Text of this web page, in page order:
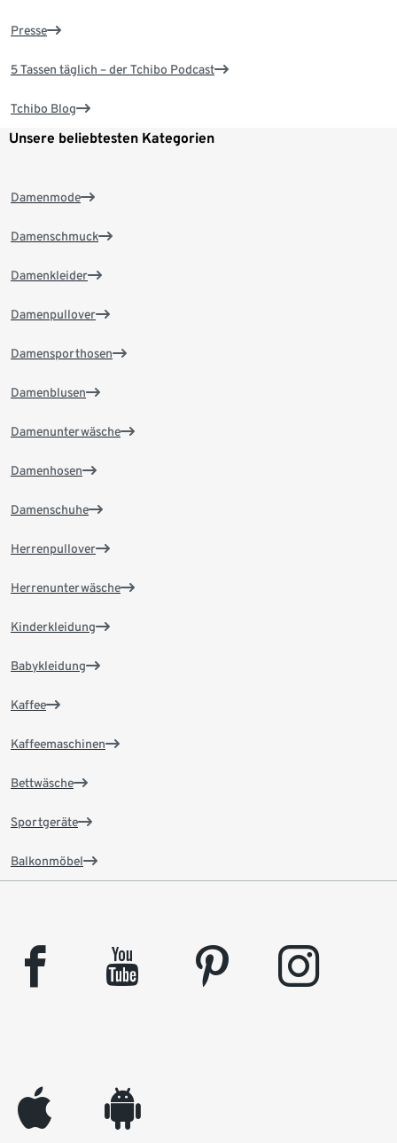
Presse
5 Tassen täglich – der Tchibo Podcast
Tchibo Blog
Unsere beliebtesten Kategorien
Damenmode
Damenschmuck
Damenkleider
Damenpullover
Damensporthosen
Damenblusen
Damenunterwäsche
Damenhosen
Damenschuhe
Herrenpullover
Herrenunterwäsche
Kinderkleidung
Babykleidung
Kaffee
Kaffeemaschinen
Bettwäsche
Sportgeräte
Balkonmöbel
facebook youtube pinterest instagram
appleinc android